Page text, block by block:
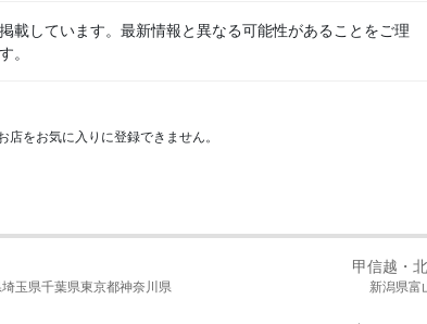
載しています。最新情報と異なる可能性があることをご理
。
をお気に入りに登録できません。
埼玉県千葉県東京都神奈川県
甲信越・
新潟県富